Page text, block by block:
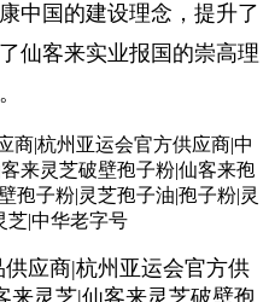
中国的建设理念，提升了
仙客来实业报国的崇高理